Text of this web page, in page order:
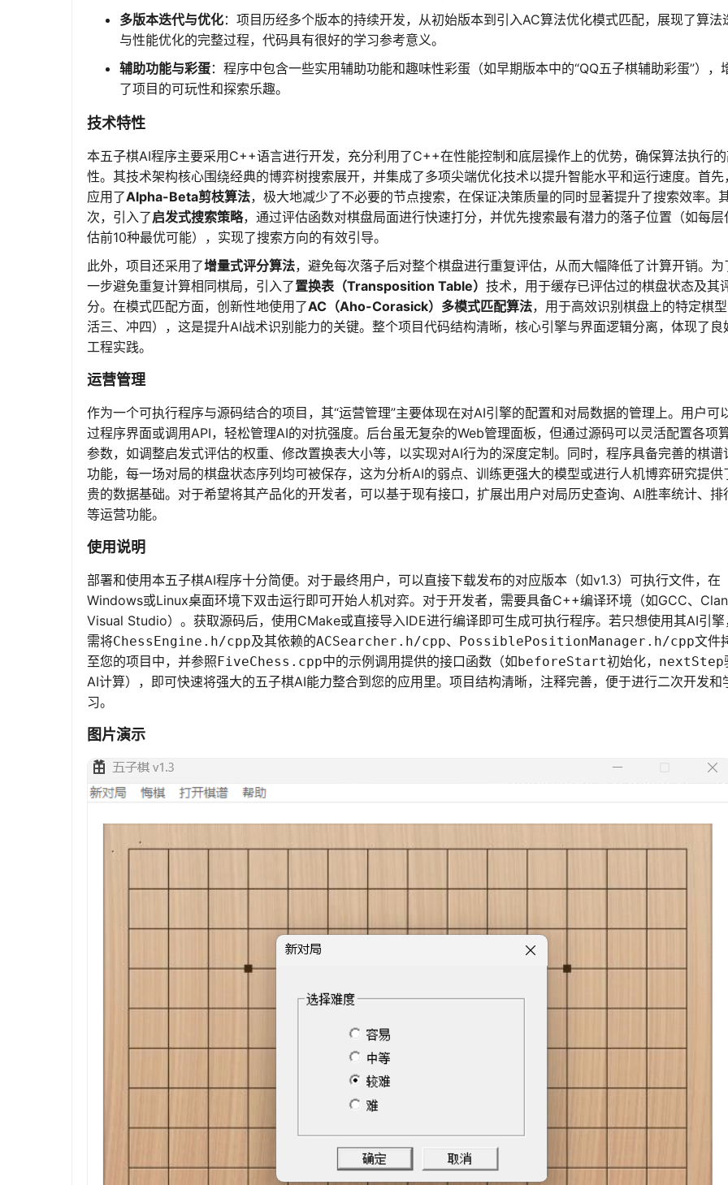
多版本迭代与优化：项目历经多个版本的持续开发，从初始版本到引入AC算法优化模式匹配，展现了算法
与性能优化的完整过程，代码具有很好的学习参考意义。
辅助功能与彩蛋：程序中包含一些实用辅助功能和趣味性彩蛋（如早期版本中的“QQ五子棋辅助彩蛋”），
了项目的可玩性和探索乐趣。
技术特性
本五子棋AI程序主要采用C++语言进行开发，充分利用了C++在性能控制和底层操作上的优势，确保算法执行
性。其技术架构核心围绕经典的博弈树搜索展开，并集成了多项尖端优化技术以提升智能水平和运行速度。首先
应用了Alpha-Beta剪枝算法，极大地减少了不必要的节点搜索，在保证决策质量的同时显著提升了搜索效率。
次，引入了启发式搜索策略，通过评估函数对棋盘局面进行快速打分，并优先搜索最有潜力的落子位置（如每层
估前10种最优可能），实现了搜索方向的有效引导。
此外，项目还采用了增量式评分算法，避免每次落子后对整个棋盘进行重复评估，从而大幅降低了计算开销。为
一步避免重复计算相同棋局，引入了置换表（Transposition Table） 技术，用于缓存已评估过的棋盘状态及其
分。在模式匹配方面，创新性地使用了AC（Aho-Corasick）多模式匹配算法，用于高效识别棋盘上的特定棋
活三、冲四），这是提升AI战术识别能力的关键。整个项目代码结构清晰，核心引擎与界面逻辑分离，体现了良
工程实践。
运营管理
作为一个可执行程序与源码结合的项目，其“运营管理”主要体现在对AI引擎的配置和对局数据的管理上。用户可
过程序界面或调用API，轻松管理AI的对抗强度。后台虽无复杂的Web管理面板，但通过源码可以灵活配置各项
参数，如调整启发式评估的权重、修改置换表大小等，以实现对AI行为的深度定制。同时，程序具备完善的棋谱
功能，每一场对局的棋盘状态序列均可被保存，这为分析AI的弱点、训练更强大的模型或进行人机博弈研究提供
贵的数据基础。对于希望将其产品化的开发者，可以基于现有接口，扩展出用户对局历史查询、AI胜率统计、排
等运营功能。
使用说明
部署和使用本五子棋AI程序十分简便。对于最终用户，可以直接下载发布的对应版本（如v1.3）可执行文件，在
Windows或Linux桌面环境下双击运行即可开始人机对弈。对于开发者，需要具备C++编译环境（如GCC、
Visual Studio）。获取源码后，使用CMake或直接导入IDE进行编译即可生成可执行程序。若只想使用其AI引擎
需将ChessEngine.h/cpp及其依赖的ACSearcher.h/cpp、 PossiblePositionManager.h/cpp文件
至您的项目中，并参照FiveChess.cpp中的示例调用提供的接口函数（如beforeStart初始化， nextStep
AI计算），即可快速将强大的五子棋AI能力整合到您的应用里。项目结构清晰，注释完善，便于进行二次开发和
习。
图片演示